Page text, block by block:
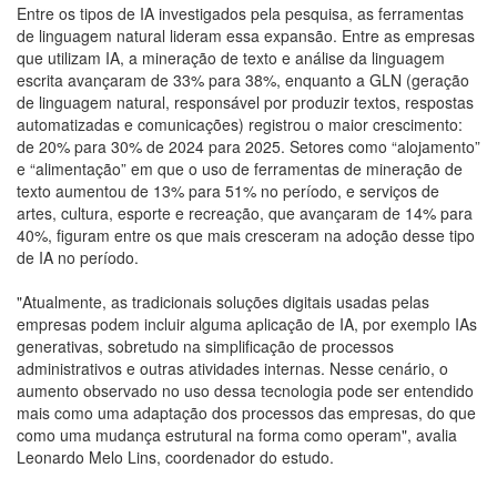
Entre os tipos de IA investigados pela pesquisa, as ferramentas
de linguagem natural lideram essa expansão. Entre as empresas
que utilizam IA, a mineração de texto e análise da linguagem
escrita avançaram de 33% para 38%, enquanto a GLN (geração
de linguagem natural, responsável por produzir textos, respostas
automatizadas e comunicações) registrou o maior crescimento:
de 20% para 30% de 2024 para 2025. Setores como “alojamento”
e “alimentação” em que o uso de ferramentas de mineração de
texto aumentou de 13% para 51% no período, e serviços de
artes, cultura, esporte e recreação, que avançaram de 14% para
40%, figuram entre os que mais cresceram na adoção desse tipo
de IA no período.
"Atualmente, as tradicionais soluções digitais usadas pelas
empresas podem incluir alguma aplicação de IA, por exemplo IAs
generativas, sobretudo na simplificação de processos
administrativos e outras atividades internas. Nesse cenário, o
aumento observado no uso dessa tecnologia pode ser entendido
mais como uma adaptação dos processos das empresas, do que
como uma mudança estrutural na forma como operam", avalia
Leonardo Melo Lins, coordenador do estudo.